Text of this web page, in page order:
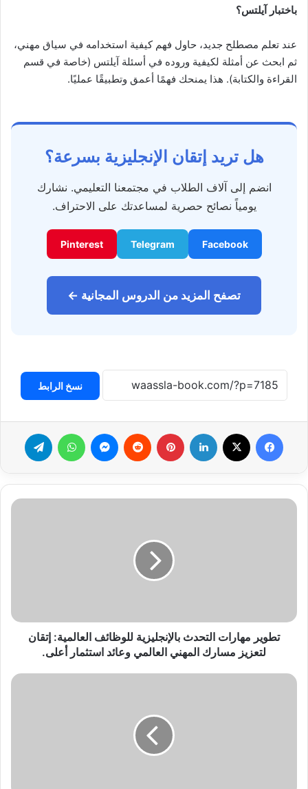
باختبار آيلتس؟
عند تعلم مصطلح جديد، حاول فهم كيفية استخدامه في سياق مهني،
ثم ابحث عن أمثلة لكيفية وروده في أسئلة آيلتس (خاصة في قسم
القراءة والكتابة). هذا يمنحك فهمًا أعمق وتطبيقًا عمليًا.
هل تريد إتقان الإنجليزية بسرعة؟
انضم إلى آلاف الطلاب في مجتمعنا التعليمي. نشارك
يومياً نصائح حصرية لمساعدتك على الاحتراف.
Facebook
Telegram
Pinterest
تصفح المزيد من الدروس المجانية ←
نسخ الرابط
فيسبوك لينكدإن بينتيريست ماسنجر واتساب
تطوير
مسارك
المهني
استثمار
تطوير مهارات التحدث بالإنجليزية للوظائف العالمية: إتقان
لتعزيز مسارك المهني العالمي وعائد استثمار أعلى.
دورات